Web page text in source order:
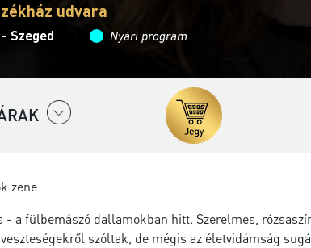
udvara
Szeged Nyári program
zene
- a fülbemászó dallamokban hitt. Szerelmes,
szóltak, de mégis az életvidámság